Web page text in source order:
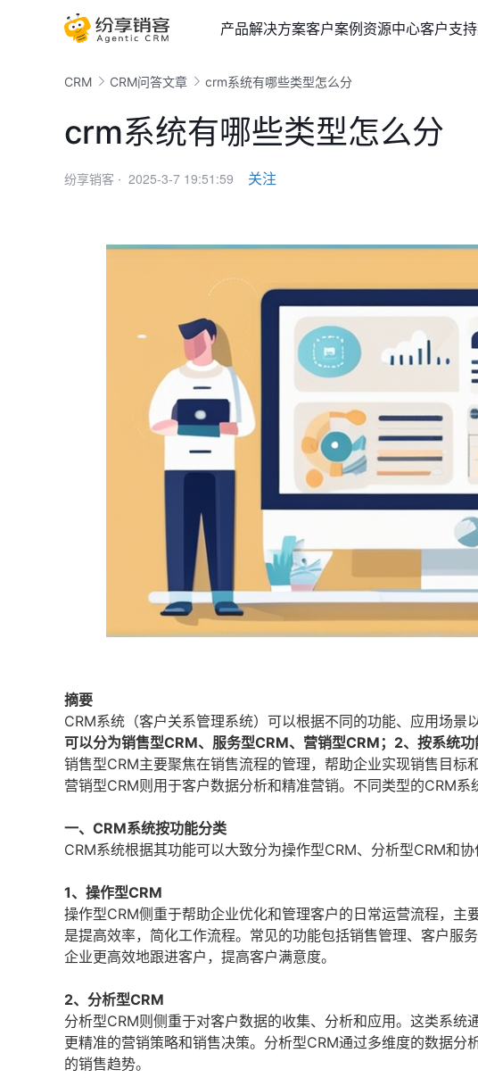
产品解决方案客户案例资源中心客户支持
CRM CRM问答文章 crm系统有哪些类型怎么分
crm系统有哪些类型怎么分
纷享销客 · 2025-3-7 19:51:59 关注
摘要
CRM系统（客户关系管理系统）可以根据不同的功能、应用场景
可以分为销售型CRM、服务型CRM、营销型CRM；2、按系统
销售型CRM主要聚焦在销售流程的管理，帮助企业实现销售目标
营销型CRM则用于客户数据分析和精准营销。不同类型的CRM系
一、CRM系统按功能分类
CRM系统根据其功能可以大致分为操作型CRM、分析型CRM和协
1、操作型CRM
操作型CRM侧重于帮助企业优化和管理客户的日常运营流程，
是提高效率，简化工作流程。常见的功能包括销售管理、客户服
企业更高效地跟进客户，提高客户满意度。
2、分析型CRM
分析型CRM则侧重于对客户数据的收集、分析和应用。这类系
更精准的营销策略和销售决策。分析型CRM通过多维度的数据
的销售趋势。